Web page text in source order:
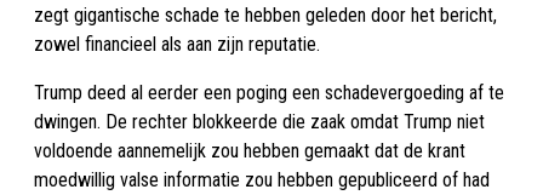
zegt gigantische schade te hebben geleden door het bericht,
zowel financieel als aan zijn reputatie.
Trump deed al eerder een poging een schadevergoeding af te
dwingen. De rechter blokkeerde die zaak omdat Trump niet
voldoende aannemelijk zou hebben gemaakt dat de krant
moedwillig valse informatie zou hebben gepubliceerd of had